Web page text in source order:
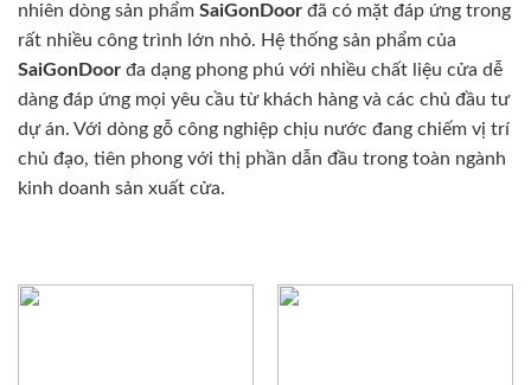
nhiên dòng sản phẩm SaiGonDoor đã có mặt đáp ứng trong
rất nhiều công trình lớn nhỏ. Hệ thống sản phẩm của
SaiGonDoor đa dạng phong phú với nhiều chất liệu cửa dễ
dàng đáp ứng mọi yêu cầu từ khách hàng và các chủ đầu tư
dự án. Với dòng gỗ công nghiệp chịu nước đang chiếm vị trí
chủ đạo, tiên phong với thị phần dẫn đầu trong toàn ngành
kinh doanh sản xuất cửa.